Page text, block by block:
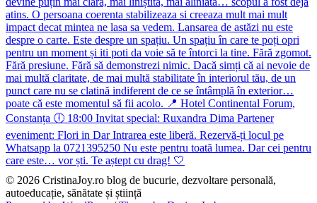
© 2026 CristinaJoy.ro blog de bucurie, dezvoltare personală,
autoeducație, sănătate și știință